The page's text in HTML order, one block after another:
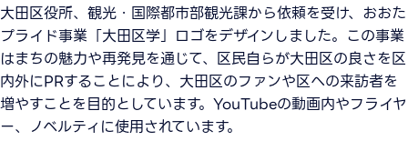
大田区役所、観光・国際都市部観光課から依頼を受け、おおた
プライド事業「大田区学」ロゴをデザインしました。この事業
はまちの魅力や再発見を通じて、区民自らが大田区の良さを区
内外にPRすることにより、大田区のファンや区への来訪者を
増やすことを目的としています。YouTubeの動画内やフライヤ
ー、ノベルティに使用されています。